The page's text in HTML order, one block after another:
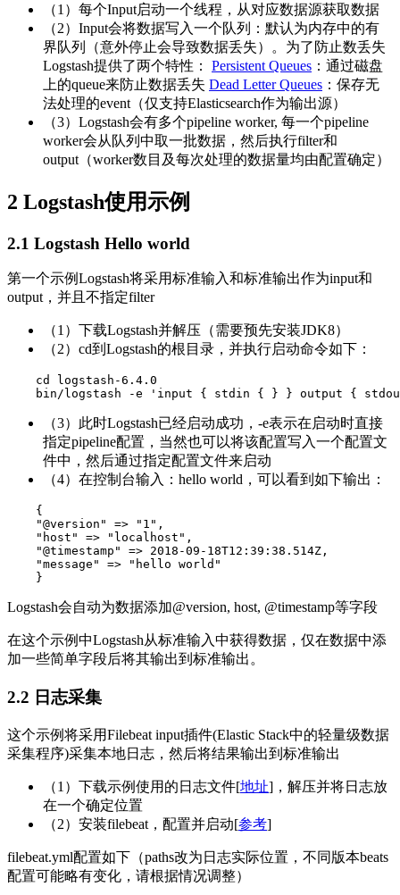
（1）每个Input启动一个线程，从对应数据源获取数据
（2）Input会将数据写入一个队列：默认为内存中的有
界队列（意外停止会导致数据丢失）。为了防止数丢失
Logstash提供了两个特性： Persistent Queues ：通过磁盘
上的queue来防止数据丢失 Dead Letter Queues ：保存无
法处理的event（仅支持Elasticsearch作为输出源）
（3）Logstash会有多个pipeline worker, 每一个pipeline
worker会从队列中取一批数据，然后执行filter和
output（worker数目及每次处理的数据量均由配置确定）
2 Logstash使用示例
2.1 Logstash Hello world
第一个示例Logstash将采用标准输入和标准输出作为input和
output，并且不指定filter
（1）下载Logstash并解压（需要预先安装JDK8）
（2）cd到Logstash的根目录，并执行启动命令如下：
    cd logstash-6.4.0
bin/logstash -e 'input { stdin { } } output {
（3）此时Logstash已经启动成功，-e表示在启动时直接
指定pipeline配置，当然也可以将该配置写入一个配置文
件中，然后通过指定配置文件来启动
（4）在控制台输入：hello world，可以看到如下输出：
    {
    "@version" => "1",
    "host" => "localhost",
    "@timestamp" => 2018-09-18T12:39:38.514Z,
    "message" => "hello world"
    }
Logstash会自动为数据添加@version, host, @timestamp等字段
在这个示例中Logstash从标准输入中获得数据，仅在数据中添
加一些简单字段后将其输出到标准输出。
2.2 日志采集
这个示例将采用Filebeat input插件(Elastic Stack中的轻量级数据
采集程序)采集本地日志，然后将结果输出到标准输出
（1）下载示例使用的日志文件[地址]，解压并将日志放
在一个确定位置
（2）安装filebeat，配置并启动[参考]
filebeat.yml配置如下（paths改为日志实际位置，不同版本beats
配置可能略有变化，请根据情况调整）